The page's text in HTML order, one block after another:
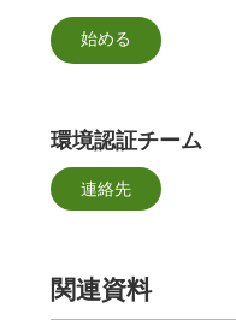
始める
環境認証チーム
連絡先
関連資料